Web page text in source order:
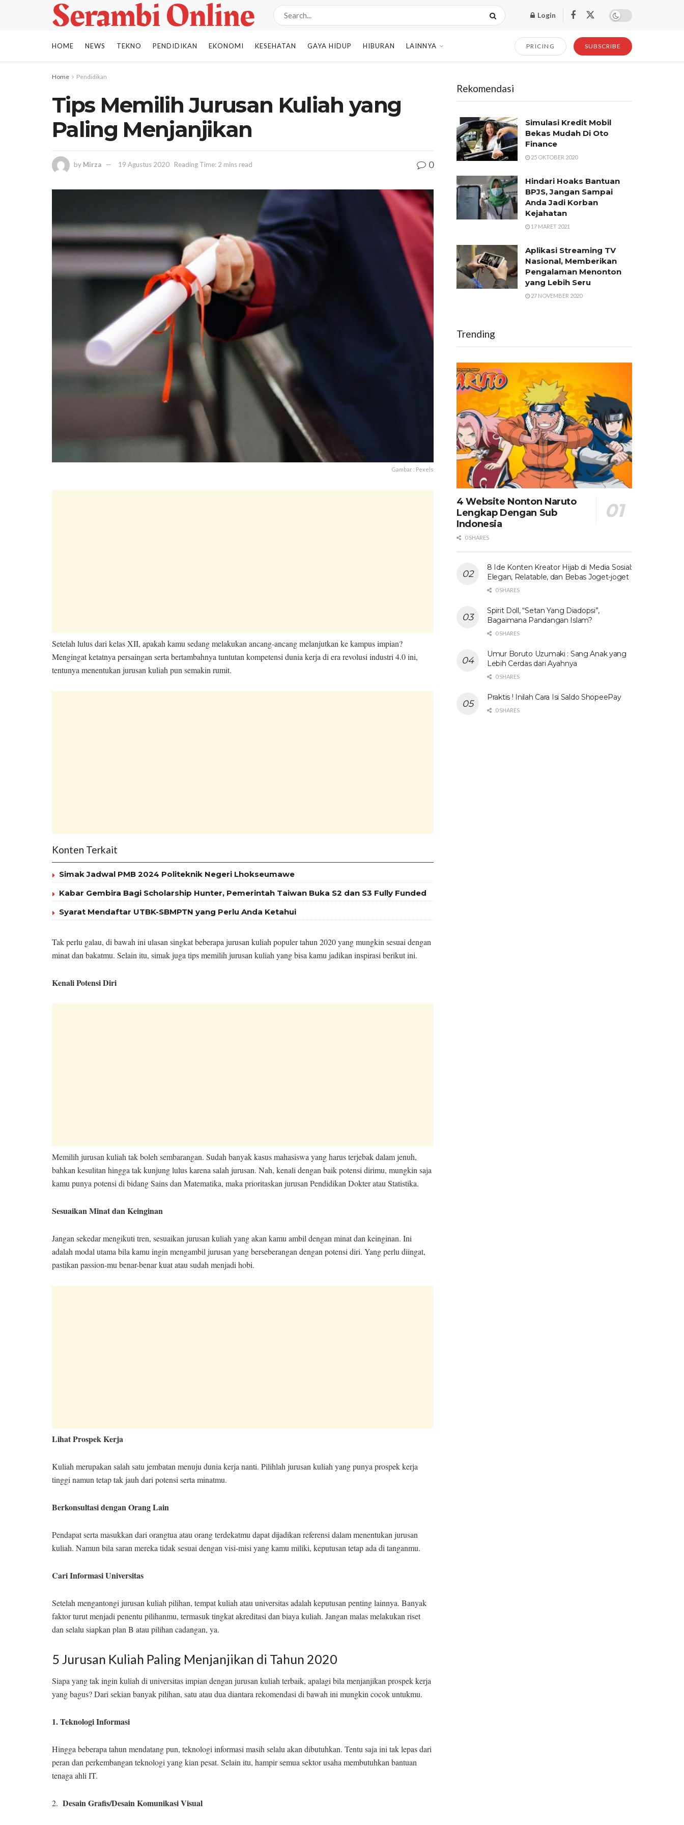
Login
HOME NEWS TEKNO PENDIDIKAN EKONOMI KESEHATAN GAYA HIDUP HIBURAN LAINNYA PRICING SUBSCRIBE
Home Pendidikan
Tips Memilih Jurusan Kuliah yang
Paling Menjanjikan
by Mirza 19 Agustus 2020 Reading Time: 2 mins read 0
Gambar : Pexels
Setelah lulus dari kelas XII, apakah kamu sedang melakukan ancang-ancang melanjutkan ke kampus impian?
Mengingat ketatnya persaingan serta bertambahnya tuntutan kompetensi dunia kerja di era revolusi industri 4.0 ini,
tentunya menentukan jurusan kuliah pun semakin rumit.
Konten Terkait
Simak Jadwal PMB 2024 Politeknik Negeri Lhokseumawe
Kabar Gembira Bagi Scholarship Hunter, Pemerintah Taiwan Buka S2 dan S3 Fully Funded
Syarat Mendaftar UTBK-SBMPTN yang Perlu Anda Ketahui
Tak perlu galau, di bawah ini ulasan singkat beberapa jurusan kuliah populer tahun 2020 yang mungkin sesuai dengan
minat dan bakatmu. Selain itu, simak juga tips memilih jurusan kuliah yang bisa kamu jadikan inspirasi berikut ini.
Kenali Potensi Diri
Memilih jurusan kuliah tak boleh sembarangan. Sudah banyak kasus mahasiswa yang harus terjebak dalam jenuh,
bahkan kesulitan hingga tak kunjung lulus karena salah jurusan. Nah, kenali dengan baik potensi dirimu, mungkin saja
kamu punya potensi di bidang Sains dan Matematika, maka prioritaskan jurusan Pendidikan Dokter atau Statistika.
Sesuaikan Minat dan Keinginan
Jangan sekedar mengikuti tren, sesuaikan jurusan kuliah yang akan kamu ambil dengan minat dan keinginan. Ini
adalah modal utama bila kamu ingin mengambil jurusan yang berseberangan dengan potensi diri. Yang perlu diingat,
pastikan passion-mu benar-benar kuat atau sudah menjadi hobi.
Lihat Prospek Kerja
Kuliah merupakan salah satu jembatan menuju dunia kerja nanti. Pilihlah jurusan kuliah yang punya prospek kerja
tinggi namun tetap tak jauh dari potensi serta minatmu.
Berkonsultasi dengan Orang Lain
Pendapat serta masukkan dari orangtua atau orang terdekatmu dapat dijadikan referensi dalam menentukan jurusan
kuliah. Namun bila saran mereka tidak sesuai dengan visi-misi yang kamu miliki, keputusan tetap ada di tanganmu.
Cari Informasi Universitas
Setelah mengantongi jurusan kuliah pilihan, tempat kuliah atau universitas adalah keputusan penting lainnya. Banyak
faktor turut menjadi penentu pilihanmu, termasuk tingkat akreditasi dan biaya kuliah. Jangan malas melakukan riset
dan selalu siapkan plan B atau pilihan cadangan, ya.
5 Jurusan Kuliah Paling Menjanjikan di Tahun 2020
Siapa yang tak ingin kuliah di universitas impian dengan jurusan kuliah terbaik, apalagi bila menjanjikan prospek kerja
yang bagus? Dari sekian banyak pilihan, satu atau dua diantara rekomendasi di bawah ini mungkin cocok untukmu.
1. Teknologi Informasi
Hingga beberapa tahun mendatang pun, teknologi informasi masih selalu akan dibutuhkan. Tentu saja ini tak lepas dari
peran dan perkembangan teknologi yang kian pesat. Selain itu, hampir semua sektor usaha membutuhkan bantuan
tenaga ahli IT.
2. Desain Grafis/Desain Komunikasi Visual
Rekomendasi
Simulasi Kredit Mobil
Bekas Mudah Di Oto
Finance
25 OKTOBER 2020
Hindari Hoaks Bantuan
BPJS, Jangan Sampai
Anda Jadi Korban
Kejahatan
17 MARET 2021
Aplikasi Streaming TV
Nasional, Memberikan
Pengalaman Menonton
yang Lebih Seru
27 NOVEMBER 2020
Trending
4 Website Nonton Naruto
Lengkap Dengan Sub
Indonesia
0 SHARES
8 Ide Konten Kreator Hijab di Media Sosial:
Elegan, Relatable, dan Bebas Joget-joget
0 SHARES
Spirit Doll, “Setan Yang Diadopsi”,
Bagaimana Pandangan Islam?
0 SHARES
Umur Boruto Uzumaki : Sang Anak yang
Lebih Cerdas dari Ayahnya
0 SHARES
Praktis ! Inilah Cara Isi Saldo ShopeePay
0 SHARES